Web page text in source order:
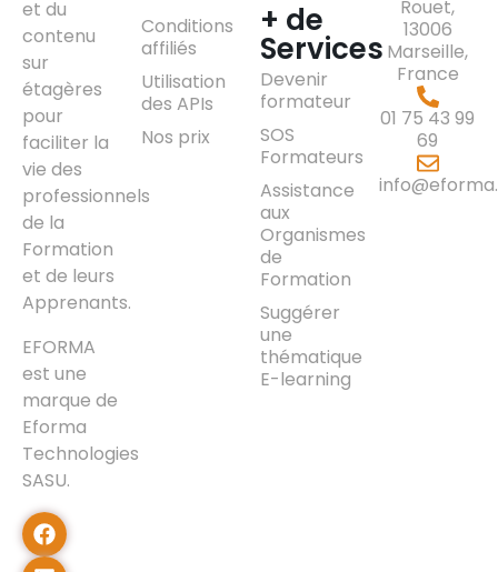
et du
contenu
sur
étagères
pour
faciliter la
vie des
professionnels
de la
Formation
et de leurs
Apprenants.
EFORMA
est une
marque de
Eforma
Technologies
SASU.
Conditions
affiliés
Utilisation
des APIs
Nos prix
+ de
Services
Devenir
formateur
SOS
Formateurs
Assistance
aux
Organismes
de
Formation
Suggérer
une
thématique
E-learning
Rouet,
13006
Marseille,
France
01 75 43 99
69